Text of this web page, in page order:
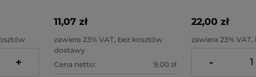
16,26 zł
+
11,07 zł
zawiera 23% VAT, bez kosztów
dostawy
Cena netto:
9,00 zł
22,00 zł
zawiera 23%
dostawy
Cena netto:
-